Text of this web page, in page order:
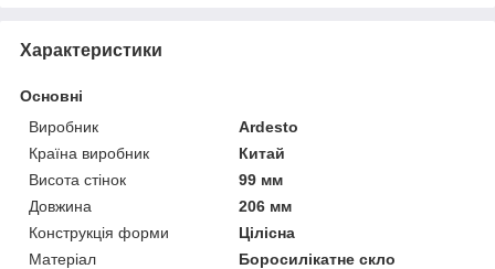
Характеристики
Основні
Виробник
Ardesto
Країна виробник
Китай
Висота стінок
99 мм
Довжина
206 мм
Конструкція форми
Цілісна
Матеріал
Боросилікатне скло